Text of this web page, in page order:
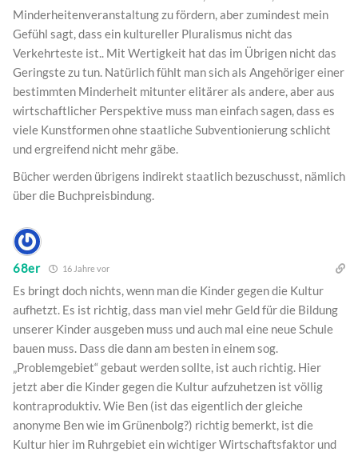
Minderheitenveranstaltung zu fördern, aber zumindest mein
Gefühl sagt, dass ein kultureller Pluralismus nicht das
Verkehrteste ist.. Mit Wertigkeit hat das im Übrigen nicht das
Geringste zu tun. Natürlich fühlt man sich als Angehöriger einer
bestimmten Minderheit mitunter elitärer als andere, aber aus
wirtschaftlicher Perspektive muss man einfach sagen, dass es
viele Kunstformen ohne staatliche Subventionierung schlicht
und ergreifend nicht mehr gäbe.
Bücher werden übrigens indirekt staatlich bezuschusst, nämlich
über die Buchpreisbindung.
68er 16 Jahre vor
Es bringt doch nichts, wenn man die Kinder gegen die Kultur
aufhetzt. Es ist richtig, dass man viel mehr Geld für die Bildung
unserer Kinder ausgeben muss und auch mal eine neue Schule
bauen muss. Dass die dann am besten in einem sog.
„Problemgebiet“ gebaut werden sollte, ist auch richtig. Hier
jetzt aber die Kinder gegen die Kultur aufzuhetzen ist völlig
kontraproduktiv. Wie Ben (ist das eigentlich der gleiche
anonyme Ben wie im Grünenbolg?) richtig bemerkt, ist die
Kultur hier im Ruhrgebiet ein wichtiger Wirtschaftsfaktor und